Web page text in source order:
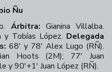
Ñu
Árbitra: Gianina Villalba.
y Tobías López. Delegada
68' y 78' Alex Lugo (RÑ).
Hoots (2M); 77' Juan
y 90'+1' Juan López (RÑ).